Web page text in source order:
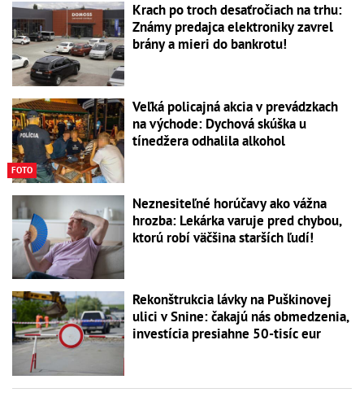
Krach po troch desaťročiach na trhu:
Známy predajca elektroniky zavrel
brány a mieri do bankrotu!
FOTO
Veľká policajná akcia v prevádzkach
na východe: Dychová skúška u
tínedžera odhalila alkohol
Neznesiteľné horúčavy ako vážna
hrozba: Lekárka varuje pred chybou,
ktorú robí väčšina starších ľudí!
Rekonštrukcia lávky na Puškinovej
ulici v Snine: čakajú nás obmedzenia,
investícia presiahne 50-tisíc eur